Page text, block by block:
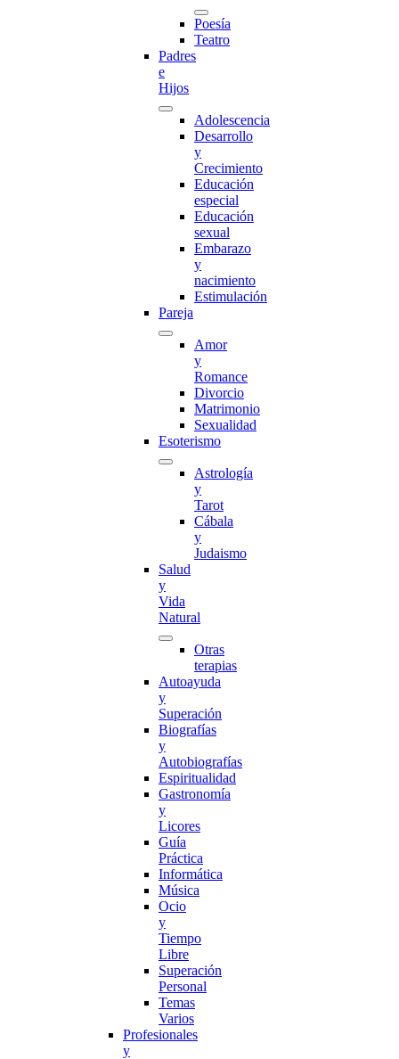
Poesía
Teatro
Padres
e
Hijos
Adolescencia
Desarrollo
y
Crecimiento
Educación
especial
Educación
sexual
Embarazo
y
nacimiento
Estimulación
Pareja
Amor
y
Romance
Divorcio
Matrimonio
Sexualidad
Esoterismo
Astrología
y
Tarot
Cábala
y
Judaismo
Salud
y
Vida
Natural
Otras
terapias
Autoayuda
y
Superación
Biografías
y
Autobiografías
Espiritualidad
Gastronomía
y
Licores
Guía
Práctica
Informática
Música
Ocio
y
Tiempo
Libre
Superación
Personal
Temas
Varios
Profesionales
y